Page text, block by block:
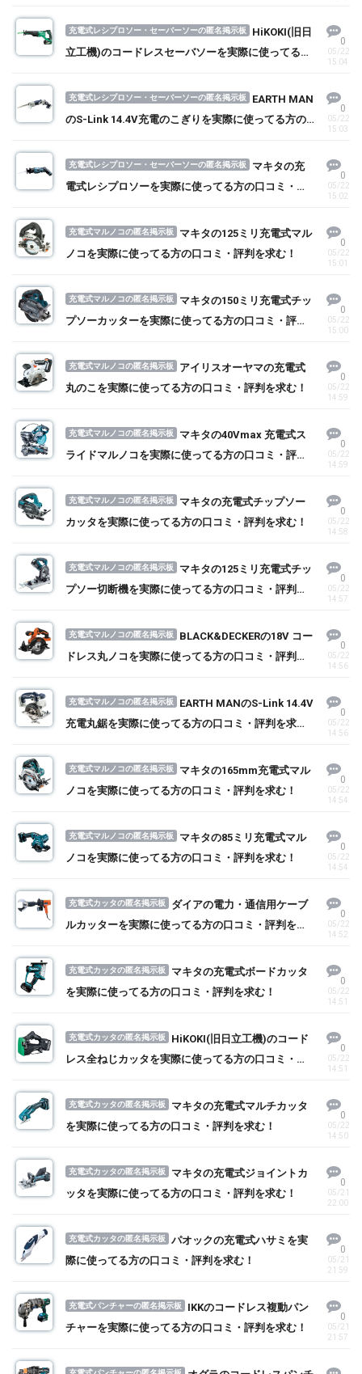
充電式レシプロソー・セーバーソーの匿名掲示板
HiKOKI(旧日
立工機)のコードレスセーバソーを実際に使ってる方
0
05/22
15:04
充電式レシプロソー・セーバーソーの匿名掲示板
EARTH MAN
のS-Link 14.4V充電のこぎりを実際に使ってる方の
0
05/22
15:03
充電式レシプロソー・セーバーソーの匿名掲示板
マキタの充
電式レシプロソーを実際に使ってる方の口コミ・評
0
05/22
15:02
充電式マルノコの匿名掲示板
マキタの125ミリ充電式マル
ノコを実際に使ってる方の口コミ・評判を求む！
0
05/22
15:01
充電式マルノコの匿名掲示板
マキタの150ミリ充電式チッ
プソーカッターを実際に使ってる方の口コミ・評判
0
05/22
15:00
充電式マルノコの匿名掲示板
アイリスオーヤマの充電式
丸のこを実際に使ってる方の口コミ・評判を求む！
0
05/22
14:59
充電式マルノコの匿名掲示板
マキタの40Vmax 充電式ス
ライドマルノコを実際に使ってる方の口コミ・評判
0
05/22
14:59
充電式マルノコの匿名掲示板
マキタの充電式チップソー
カッタを実際に使ってる方の口コミ・評判を求む！
0
05/22
14:58
充電式マルノコの匿名掲示板
マキタの125ミリ充電式チッ
プソー切断機を実際に使ってる方の口コミ・評判を
0
05/22
14:57
充電式マルノコの匿名掲示板
BLACK&DECKERの18V コー
ドレス丸ノコを実際に使ってる方の口コミ・評判を
0
05/22
14:56
充電式マルノコの匿名掲示板
EARTH MANのS-Link 14.4V
充電丸鋸を実際に使ってる方の口コミ・評判を求
0
05/22
14:56
充電式マルノコの匿名掲示板
マキタの165mm充電式マル
ノコを実際に使ってる方の口コミ・評判を求む！
0
05/22
14:54
充電式マルノコの匿名掲示板
マキタの85ミリ充電式マル
ノコを実際に使ってる方の口コミ・評判を求む！
0
05/22
14:54
充電式カッタの匿名掲示板
ダイアの電力・通信用ケーブ
ルカッターを実際に使ってる方の口コミ・評判を求
0
05/22
14:52
充電式カッタの匿名掲示板
マキタの充電式ボードカッタ
を実際に使ってる方の口コミ・評判を求む！
0
05/22
14:51
充電式カッタの匿名掲示板
HiKOKI(旧日立工機)のコード
レス全ねじカッタを実際に使ってる方の口コミ・評
0
05/22
14:51
充電式カッタの匿名掲示板
マキタの充電式マルチカッタ
を実際に使ってる方の口コミ・評判を求む！
0
05/22
14:50
充電式カッタの匿名掲示板
マキタの充電式ジョイントカ
ッタを実際に使ってる方の口コミ・評判を求む！
0
05/21
22:00
充電式カッタの匿名掲示板
パオックの充電式ハサミを実
際に使ってる方の口コミ・評判を求む！
0
05/21
21:59
充電式パンチャーの匿名掲示板
IKKのコードレス複動パン
チャーを実際に使ってる方の口コミ・評判を求む！
0
05/21
21:57